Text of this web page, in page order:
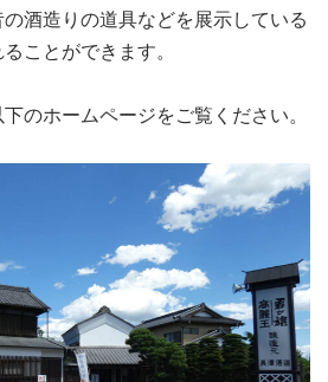
酒造りの道具などを展示している
ことができます。
のホームページをご覧ください。